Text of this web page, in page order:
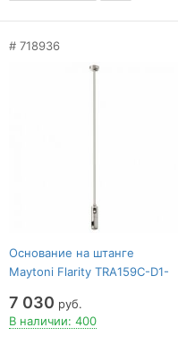
718936
Основание на штанге
Maytoni Flarity TRA159C-D1-
7 030 руб.
В наличии: 400